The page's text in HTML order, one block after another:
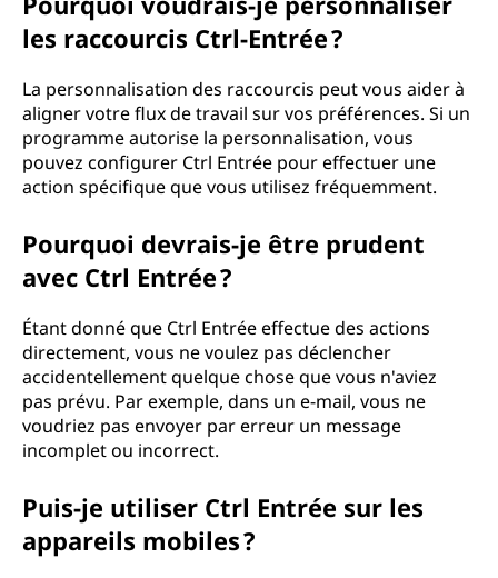
les raccourcis Ctrl-Entrée ?
La personnalisation des raccourcis peut vous aider à
aligner votre flux de travail sur vos préférences. Si un
programme autorise la personnalisation, vous
pouvez configurer Ctrl Entrée pour effectuer une
action spécifique que vous utilisez fréquemment.
Pourquoi devrais-je être prudent
avec Ctrl Entrée ?
Étant donné que Ctrl Entrée effectue des actions
directement, vous ne voulez pas déclencher
accidentellement quelque chose que vous n'aviez
pas prévu. Par exemple, dans un e-mail, vous ne
voudriez pas envoyer par erreur un message
incomplet ou incorrect.
Puis-je utiliser Ctrl Entrée sur les
appareils mobiles ?